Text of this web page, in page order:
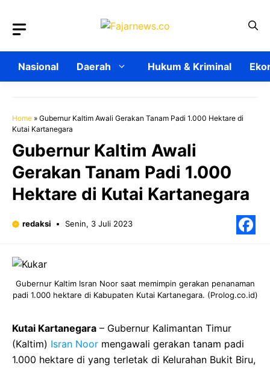
Nasional Daerah Hukum & Kriminal
Home » Gubernur Kaltim Awali Gerakan Tanam Padi 1.000 Hektare di
Kutai Kartanegara
Gubernur Kaltim Awali
Gerakan Tanam Padi 1.000
Hektare di Kutai Kartanegara
redaksi Senin, 3 Juli 2023
Gubernur Kaltim Isran Noor saat memimpin gerakan penanaman
padi 1.000 hektare di Kabupaten Kutai Kartanegara. (Prolog.co.id)
Kutai Kartanegara – Gubernur Kalimantan Timur
(Kaltim) Isran Noor mengawali gerakan tanam padi
1.000 hektare di yang terletak di Kelurahan Bukit Biru,